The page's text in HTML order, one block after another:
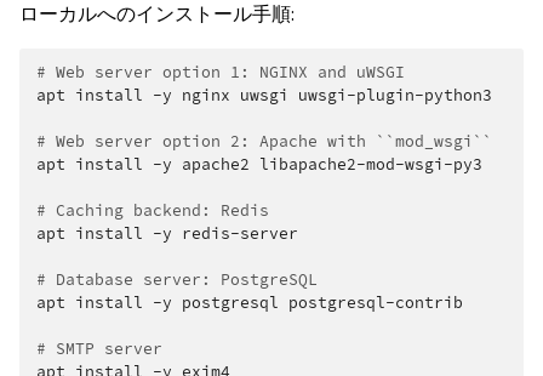
ローカルへのインストール手順:
# Web server option 1: NGINX and uWSGI
apt install -y nginx uwsgi uwsgi-plugin-python3
# Web server option 2: Apache with ``mod_wsgi``
apt install -y apache2 libapache2-mod-wsgi-py3
# Caching backend: Redis
apt install -y redis-server
# Database server: PostgreSQL
apt install -y postgresql postgresql-contrib
# SMTP server